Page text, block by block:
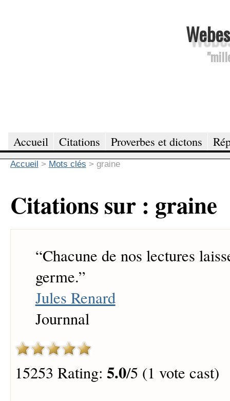
Accueil Citations Proverbes et dictons
Accueil > Mots clés > graine
Citations sur : graine
“Chacune de nos lectures
germe.”
Jules Renard
Journnal
15253 Rating: 5.0/5 (1 vote cast)